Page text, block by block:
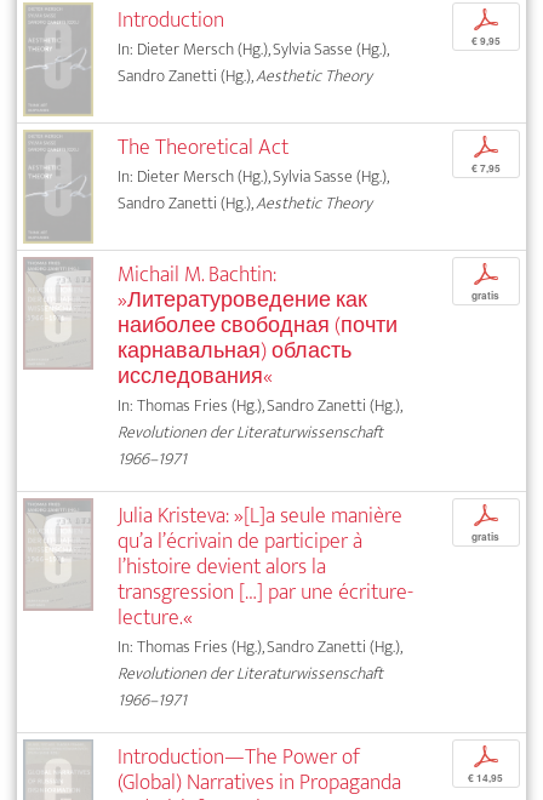
Introduction
In: Dieter Mersch (Hg.), Sylvia Sasse (Hg.),
Sandro Zanetti (Hg.),Aesthetic Theory
p
€ 9,95
The Theoretical Act
In: Dieter Mersch (Hg.), Sylvia Sasse (Hg.),
Sandro Zanetti (Hg.),Aesthetic Theory
p
€ 7,95
Michail M. Bachtin:
»Литературоведение как
наиболее свободная (почти
карнавальная) область
исследования«
In: Thomas Fries (Hg.), Sandro Zanetti (Hg.),
Revolutionen der Literaturwissenschaft
1966–1971
p
gratis
Julia Kristeva: »[L]a seule manière
qu’a l’écrivain de participer à
l’histoire devient alors la
transgression […] par une écriture-
lecture.«
In: Thomas Fries (Hg.), Sandro Zanetti (Hg.),
Revolutionen der Literaturwissenschaft
1966–1971
p
gratis
Introduction—The Power of
(Global) Narratives in Propaganda
p
€ 14,95